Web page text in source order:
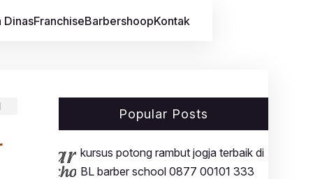
DinasFranchiseBarbershoopKontak
Popular Posts
kursus potong rambut jogja terbaik di
BL barber school 0877 00101 333